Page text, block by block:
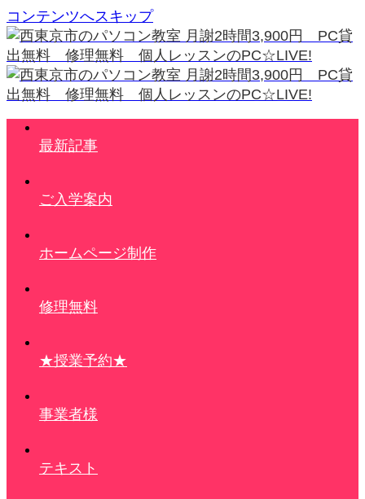
コンテンツへスキップ
最新記事
ご入学案内
ホームページ制作
修理無料
★授業予約★
事業者様
テキスト